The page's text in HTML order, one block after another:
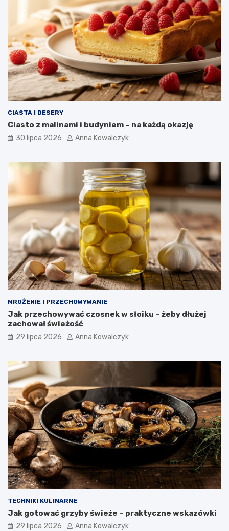
CIASTA I DESERY
Ciasto z malinami i budyniem – na każdą okazję
30 lipca 2026 Anna Kowalczyk
MROŻENIE I PRZECHOWYWANIE
Jak przechowywać czosnek w słoiku – żeby dłużej
zachował świeżość
29 lipca 2026 Anna Kowalczyk
TECHNIKI KULINARNE
Jak gotować grzyby świeże – praktyczne wskazówki
29 lipca 2026 Anna Kowalczyk